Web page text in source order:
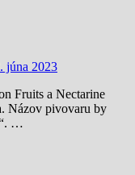
júna 2023
Fruits a Nectarine
Názov pivovaru by
…